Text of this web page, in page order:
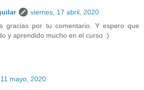
viernes, 17 abril, 2020
gracias por tu comentario. Y espero que
y aprendido mucho en el curso :)
mayo, 2020